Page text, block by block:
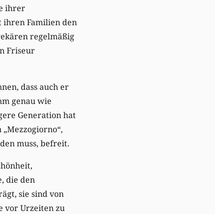
ihrer
ihren Familien den
regelmäßig
Friseur
dass auch er
genau wie
Generation hat
muss, befreit.
die den
sie sind von
vor Urzeiten zu